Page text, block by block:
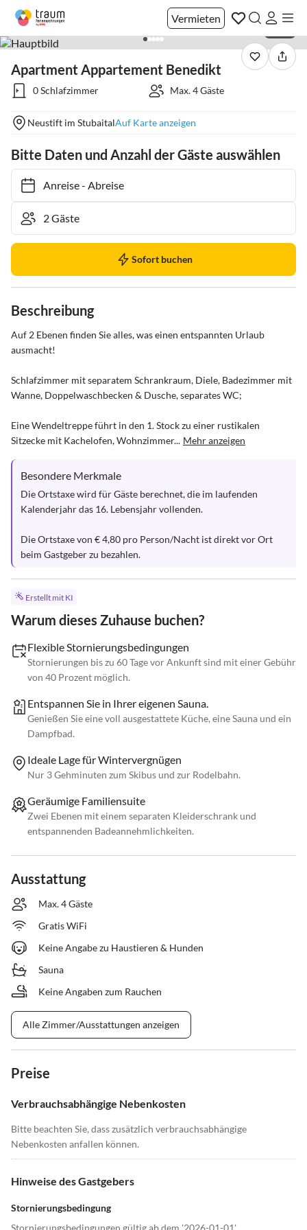
Vermieten
Apartment Appartement Benedikt
0 Schlafzimmer Max. 4 Gäste
Neustift im StubaitalAuf Karte anzeigen
Bitte Daten und Anzahl der Gäste auswählen
Anreise- Abreise
Sofort buchen
Beschreibung
Auf 2 Ebenen finden Sie alles, was einen entspannten Urlaub
ausmacht!
Schlafzimmer mit separatem Schrankraum, Diele, Badezimmer mit
Wanne, Doppelwaschbecken & Dusche, separates WC;
Eine Wendeltreppe führt in den 1. Stock zu einer rustikalen
Sitzecke mit Kachelofen, Wohnzimmer... Mehr anzeigen
Besondere Merkmale
Die Ortstaxe wird für Gäste berechnet, die im laufenden
Kalenderjahr das 16. Lebensjahr vollenden.
Die Ortstaxe von € 4,80 pro Person/Nacht ist direkt vor Ort
beim Gastgeber zu bezahlen.
Erstellt mit KI
Warum dieses Zuhause buchen?
Flexible Stornierungsbedingungen
Stornierungen bis zu 60 Tage vor Ankunft sind mit einer Gebühr
von 40 Prozent möglich.
Entspannen Sie in Ihrer eigenen Sauna.
Genießen Sie eine voll ausgestattete Küche, eine Sauna und ein
Dampfbad.
Ideale Lage für Wintervergnügen
Nur 3 Gehminuten zum Skibus und zur Rodelbahn.
Geräumige Familiensuite
Zwei Ebenen mit einem separaten Kleiderschrank und
entspannenden Badeannehmlichkeiten.
Ausstattung
Max. 4 Gäste
Gratis WiFi
Keine Angabe zu Haustieren & Hunden
Sauna
Keine Angaben zum Rauchen
Alle Zimmer/Ausstattungen anzeigen
Preise
Verbrauchsabhängige Nebenkosten
Bitte beachten Sie, dass zusätzlich verbrauchsabhängige
Nebenkosten anfallen können.
Hinweise des Gastgebers
Stornierungsbedingung